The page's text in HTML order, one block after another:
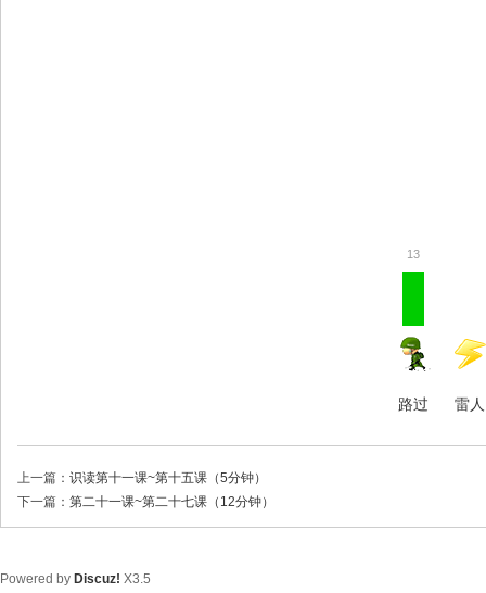
13
路过 雷人
上一篇： 识读第十一课~第十五课（5分钟）
下一篇： 第二十一课~第二十七课（12分钟）
Powered by Discuz! X3.5